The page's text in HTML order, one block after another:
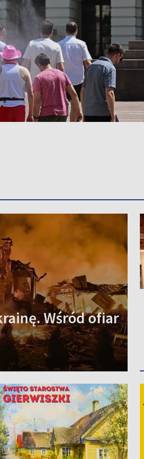
Wśród ofiar